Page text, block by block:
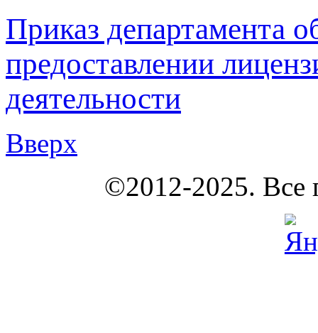
Приказ департамента
предоставлении
деятельности
Вверх
©2012-2025. Все